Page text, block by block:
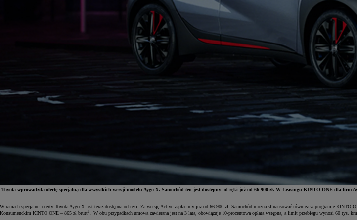
Toyota wprowadziła ofertę specjalną dla wszystkich wersji modelu Aygo X. Samochód ten jest dostępny od ręki już od 66 900 zł. W Leasingu KINTO ONE dla firm
W ramach specjalnej oferty Toyota Aygo X jest teraz dostępna od ręki. Za wersję Active zapłacimy już od 66 900 zł. Samochód można sfinansować również w programie
Konsumenckim KINTO ONE – 865 zł brutt1 . W obu przypadkach umowa zawierana jest na 3 lata, obowiązuje 10-procentowa opłata wstępna, a limit przebiegu wynosi 60 tys.